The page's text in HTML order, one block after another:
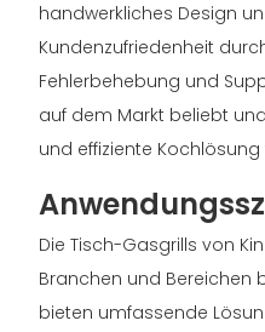
handwerkliches Design
Kundenzufriedenheit
Fehlerbehebung und
auf dem Markt beliebt
und effiziente Kochlösung
Die Tisch-Gasgrills von
Branchen und Bereichen
bieten umfassende